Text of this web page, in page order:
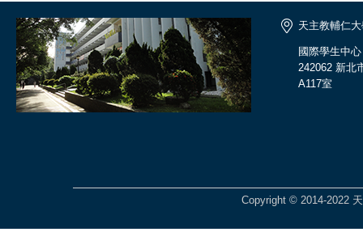
天主教輔仁
國際學生中心
242062 新北
A117室
Copyright © 2014-2022